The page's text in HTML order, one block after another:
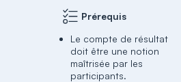
Prérequis
Le compte de résultat
doit être une notion
maîtrisée par les
participants.